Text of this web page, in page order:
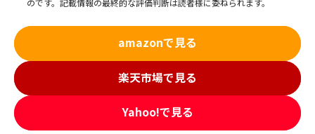
のです。記載情報の最終的な評価判断は読者様に委ねられます。
amazonで見る
楽天市場で見る
Yahoo!で見る